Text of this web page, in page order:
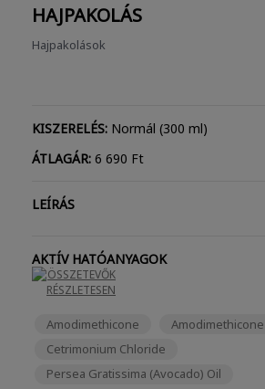
HAJPAKOLÁS
Hajpakolások
KISZERELÉS: Normál (300 ml)
ÁTLAGÁR: 6 690 Ft
LEÍRÁS
AKTÍV HATÓANYAGOK
ÖSSZETEVŐK
RÉSZLETESEN
Amodimethicone
Amodimethicone
Cetrimonium Chloride
Persea Gratissima (Avocado) Oil